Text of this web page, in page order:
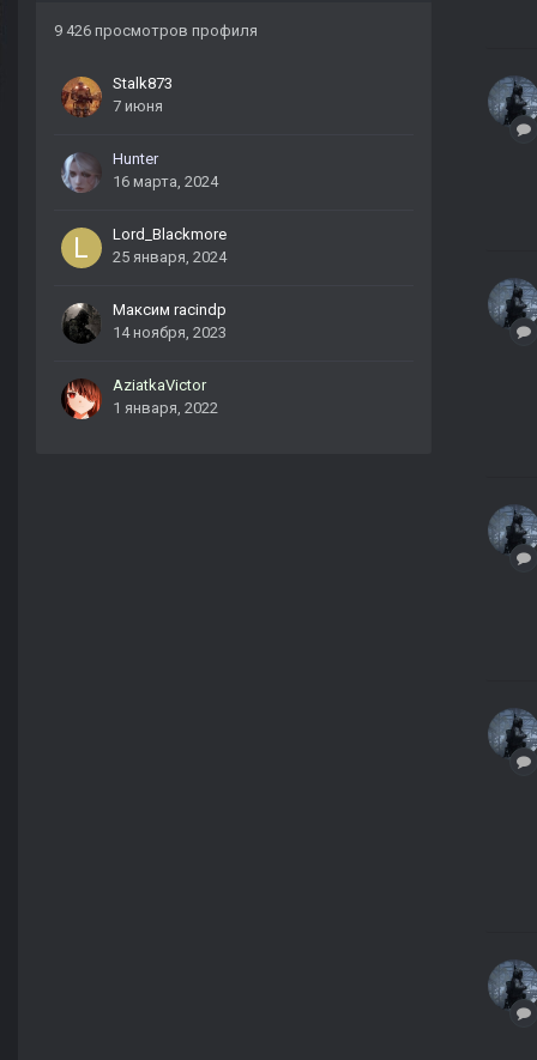
9 426 просмотров профиля
Stalk873
7 июня
Hunter
16 марта, 2024
Lord_Blackmore
25 января, 2024
Максим raсindp
14 ноября, 2023
AziatkaVictor
1 января, 2022